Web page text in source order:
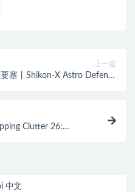
上一篇
塞丨Shikon-X Astro Defense
Clutter 26:
中文